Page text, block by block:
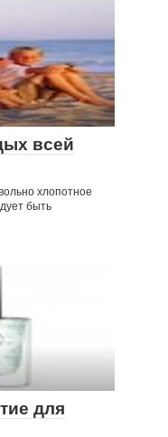
всей
хлопотное
быть
для